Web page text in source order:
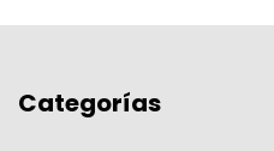
Categorías